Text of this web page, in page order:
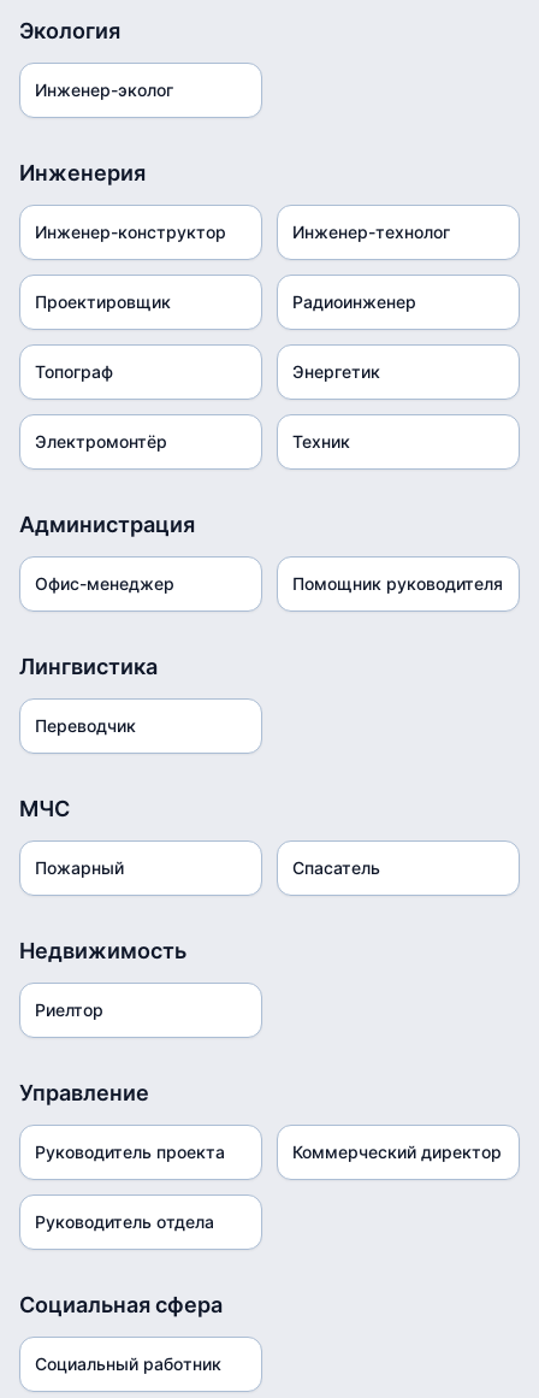
Экология
Инженер-эколог
Инженерия
Инженер-конструктор Инженер-технолог
Проектировщик Радиоинженер
Топограф Энергетик
Электромонтёр Техник
Администрация
Офис-менеджер Помощник руководителя
Лингвистика
Переводчик
МЧС
Пожарный Спасатель
Недвижимость
Риелтор
Управление
Руководитель проекта Коммерческий директор
Руководитель отдела
Социальная сфера
Социальный работник